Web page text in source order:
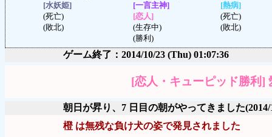
[水妖姫]
(死亡)
(敗北)
[一言主神]
[恋人]
(生存中)
(勝利)
[熱病]
(死亡)
(敗北)
ゲーム終了：2014/10/23 (Thu) 01:07:36
[恋人・キューピッド勝利]
朝日が昇り、7 日目の朝がやってきました
橙 は無残な負け犬の姿で発見されました